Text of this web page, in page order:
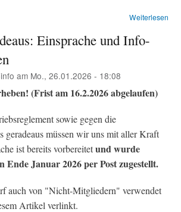
Weiterlesen
Einsprache und Info-
am Mo., 26.01.2026 - 18:08
(Frist am 16.2.2026 abgelaufen)
sowie gegen die
geradeaus müssen wir uns mit aller Kraft
ist bereits vorbereitetund wurde
Ende Januar 2026 per Post zugestellt.
auch von "Nicht-Mitgliedern" verwendet
Artikel verlinkt.